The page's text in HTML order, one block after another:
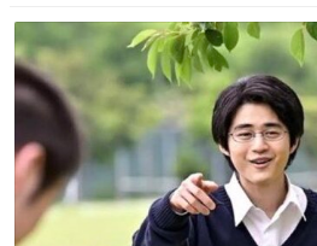
学校サッカー大会 #全中 #ゲキサカ
ト
数
数